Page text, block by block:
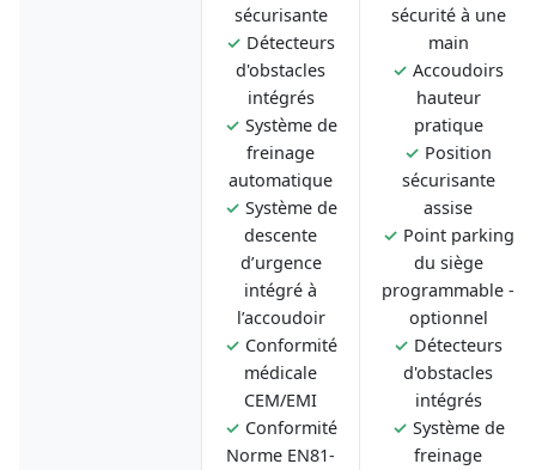
sécurisante
✓ Détecteurs
d'obstacles
intégrés
✓ Système de
freinage
automatique
✓ Système de
descente
d’urgence
intégré à
l’accoudoir
✓ Conformité
médicale
CEM/EMI
✓ Conformité
Norme EN81-
sécurité à une
main
✓ Accoudoirs
hauteur
pratique
✓ Position
sécurisante
assise
✓ Point parking
du siège
programmable -
optionnel
✓ Détecteurs
d'obstacles
intégrés
✓ Système de
freinage